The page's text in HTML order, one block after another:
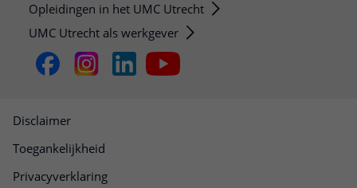
Opleidingen in het UMC Utrecht
UMC Utrecht als werkgever
Disclaimer
Toegankelijkheid
Privacyverklaring